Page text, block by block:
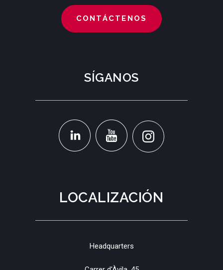
LOCALIZACIÓN
Headquarters
CONTÁCTENOS
SÍGANOS